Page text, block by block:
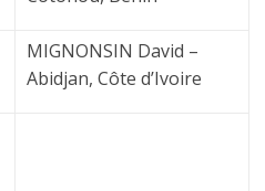
MIGNONSIN David –
Abidjan, Côte d’Ivoire